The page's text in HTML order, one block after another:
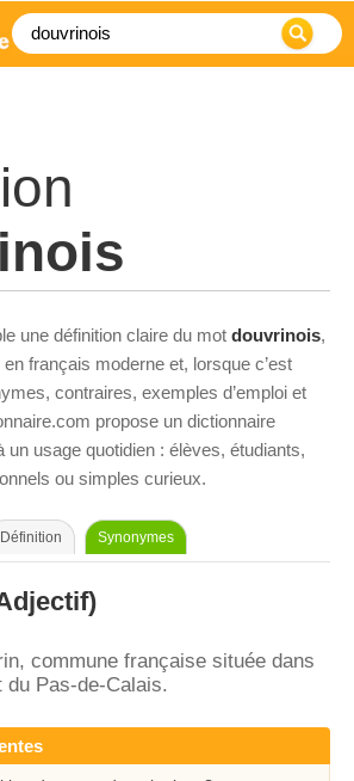
une définition claire du mot douvrinois,
français moderne et, lorsque c’est
contraires, exemples d’emploi et
propose un dictionnaire
un usage quotidien : élèves, étudiants,
ou simples curieux.
Définition Synonymes
commune française située dans
du Pas-de-Calais.